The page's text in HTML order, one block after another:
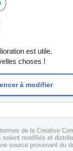
de la Creative
modifiés et
source provenant du
est utile.
choses !
à modifier